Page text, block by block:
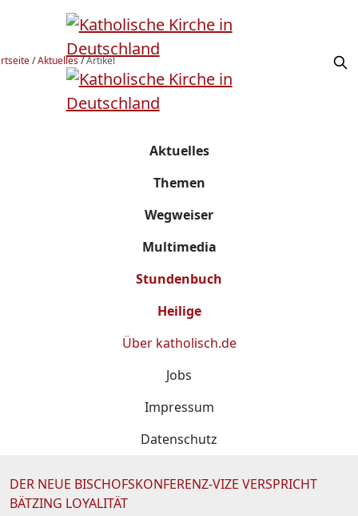
/Aktuelles/Artikel
Aktuelles
Themen
Wegweiser
Multimedia
Stundenbuch
Heilige
Über katholisch.de
Jobs
Impressum
Datenschutz
DER NEUE BISCHOFSKONFERENZ-VIZE VERSPRICHT
BÄTZING LOYALITÄT